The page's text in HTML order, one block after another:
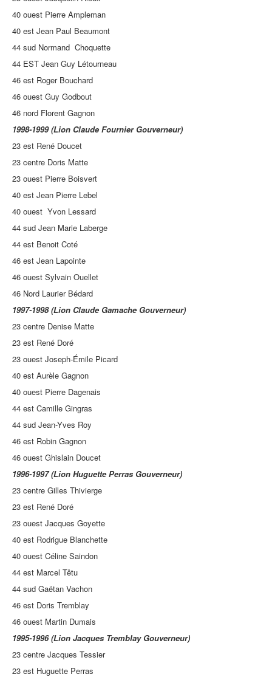
40 ouest Pierre Ampleman
40 est Jean Paul Beaumont
44 sud Normand Choquette
44 EST Jean Guy Létourneau
46 est Roger Bouchard
46 ouest Guy Godbout
46 nord Florent Gagnon
1998-1999 (Lion Claude Fournier Gouverneur)
23 est René Doucet
23 centre Doris Matte
23 ouest Pierre Boisvert
40 est Jean Pierre Lebel
40 ouest Yvon Lessard
44 sud Jean Marie Laberge
44 est Benoit Coté
46 est Jean Lapointe
46 ouest Sylvain Ouellet
46 Nord Laurier Bédard
1997-1998 (Lion Claude Gamache Gouverneur)
23 centre Denise Matte
23 est René Doré
23 ouest Joseph-Émile Picard
40 est Aurèle Gagnon
40 ouest Pierre Dagenais
44 est Camille Gingras
44 sud Jean-Yves Roy
46 est Robin Gagnon
46 ouest Ghislain Doucet
1996-1997 (Lion Huguette Perras Gouverneur)
23 centre Gilles Thivierge
23 est René Doré
23 ouest Jacques Goyette
40 est Rodrigue Blanchette
40 ouest Céline Saindon
44 est Marcel Têtu
44 sud Gaëtan Vachon
46 est Doris Tremblay
46 ouest Martin Dumais
1995-1996 (Lion Jacques Tremblay Gouverneur)
23 centre Jacques Tessier
23 est Huguette Perras